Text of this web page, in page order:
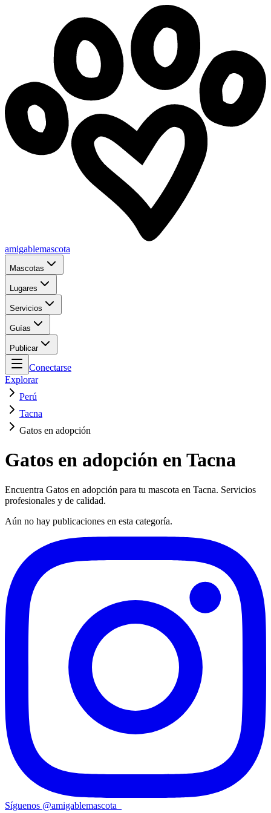
amigablemascota
Mascotas
Lugares
Servicios
Guías
Publicar
Conectarse
Explorar
Perú
Tacna
Gatos en adopción
Gatos en adopción en Tacna
Encuentra Gatos en adopción para tu mascota en Tacna. Servicios
profesionales y de calidad.
Aún no hay publicaciones en esta categoría.
Síguenos @amigablemascota_